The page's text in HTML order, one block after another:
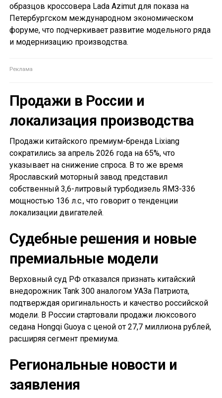
образцов кроссовера Lada Azimut для показа на
Петербургском международном экономическом
форуме, что подчеркивает развитие модельного ряда
и модернизацию производства.
Продажи в России и
локализация производства
Продажи китайского премиум-бренда Lixiang
сократились за апрель 2026 года на 65%, что
указывает на снижение спроса. В то же время
Ярославский моторный завод представил
собственный 3,6-литровый турбодизель ЯМЗ-336
мощностью 136 л.с., что говорит о тенденции
локализации двигателей.
Судебные решения и новые
премиальные модели
Верховный суд РФ отказался признать китайский
внедорожник Tank 300 аналогом УАЗа Патриота,
подтверждая оригинальность и качество российской
модели. В России стартовали продажи люксового
седана Hongqi Guoya с ценой от 27,7 миллиона рублей,
расширяя сегмент премиума.
Региональные новости и
заявления